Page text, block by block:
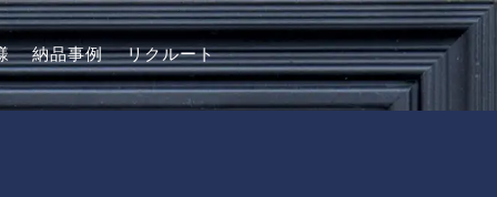
納品事例 リクルート